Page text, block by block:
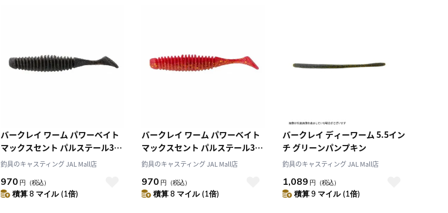
バークレイ ワーム パワーベイト
マックスセント パルステール3イ
ンチ ブラックブラックフレック
釣具のキャスティング JAL Mall店
970 円 （税込）
積算 8 マイル (1倍)
バークレイ ワーム パワーベイト
マックスセント パルステール3イ
ンチ レッドゴールドフレック
釣具のキャスティング JAL Mall店
970 円 （税込）
積算 8 マイル (1倍)
バークレイ ディーワーム 5.5イン
チ グリーンパンプキン
釣具のキャスティング JAL Mall店
1,089 円 （税込）
積算 9 マイル (1倍)